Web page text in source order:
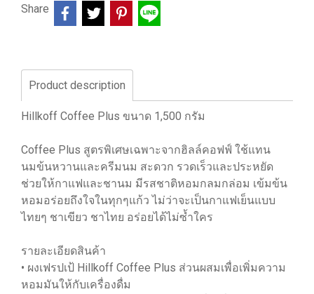
Share
Product description
Hillkoff Coffee Plus ขนาด 1,500 กรัม
Coffee Plus สูตรพิเศษเฉพาะจากฮิลล์คอฟฟ์ ใช้แทน
นมข้นหวานและครีมนม สะดวก รวดเร็วและประหยัด
ช่วยให้กาแฟและชานม มีรสชาติหอมกลมกล่อม เข้มข้น
หอมอร่อยถึงใจในทุกๆแก้ว ไม่ว่าจะเป็นกาแฟเย็นแบบ
ไทยๆ ชาเขียว ชาไทย อร่อยได้ไม่ซ้ำใคร
รายละเอียดสินค้า
• ผงเฟรปเป้ Hillkoff Coffee Plus ส่วนผสมเพื่อเพิ่มความ
หอมมันให้กับเครื่องดื่ม